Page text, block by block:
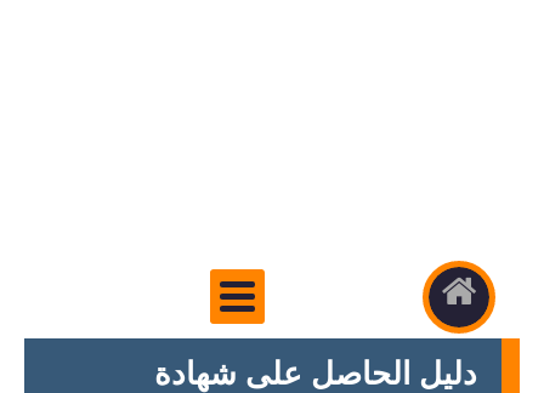
دليل الحاصل على شهادة